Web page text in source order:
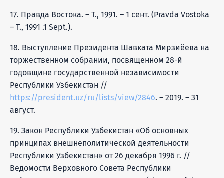
17. Правда Востока. – Т., 1991. – 1 сент. (Pravda Vostoka
– T., 1991 .1 Sept.).
18. Выступление Президента Шавката Мирзиёева на
торжественном собрании, посвященном 28-й
годовщине государственной независимости
Республики Узбекистан //
https://president.uz/ru/lists/view/2846. – 2019. – 31
август.
19. Закон Республики Узбекистан «Об основных
принципах внешнеполитической деятельности
Республики Узбекистан» от 26 декабря 1996 г. //
Ведомости Верховного Совета Республики